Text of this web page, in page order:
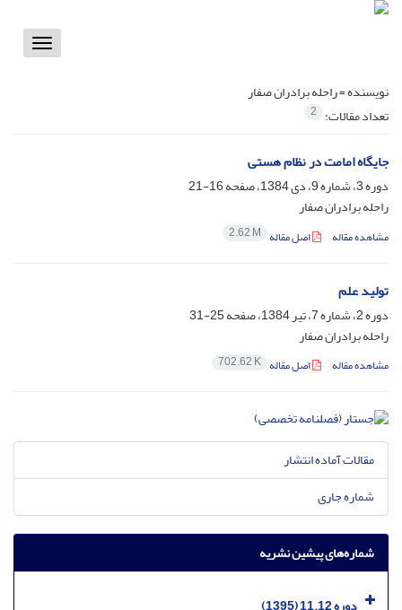
Toggle
نویسنده =راحله برادران صفار
تعداد مقالات: 2
جایگاه امامت در نظام هستی
دوره 3، شماره 9، دی 1384، صفحه
16-21
راحله برادران صفار
مشاهده مقاله اصل مقاله 2.62 M
تولید علم
دوره 2، شماره 7، تیر 1384، صفحه
25-31
راحله برادران صفار
مشاهده مقاله اصل مقاله 702.62 K
مقالات آماده انتشار
شماره جاری
شماره‌های پیشین نشریه